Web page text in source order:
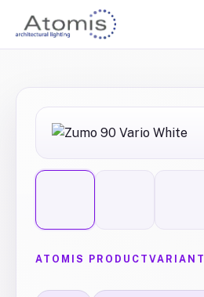
ATOMIS PRODUCTVARIANT